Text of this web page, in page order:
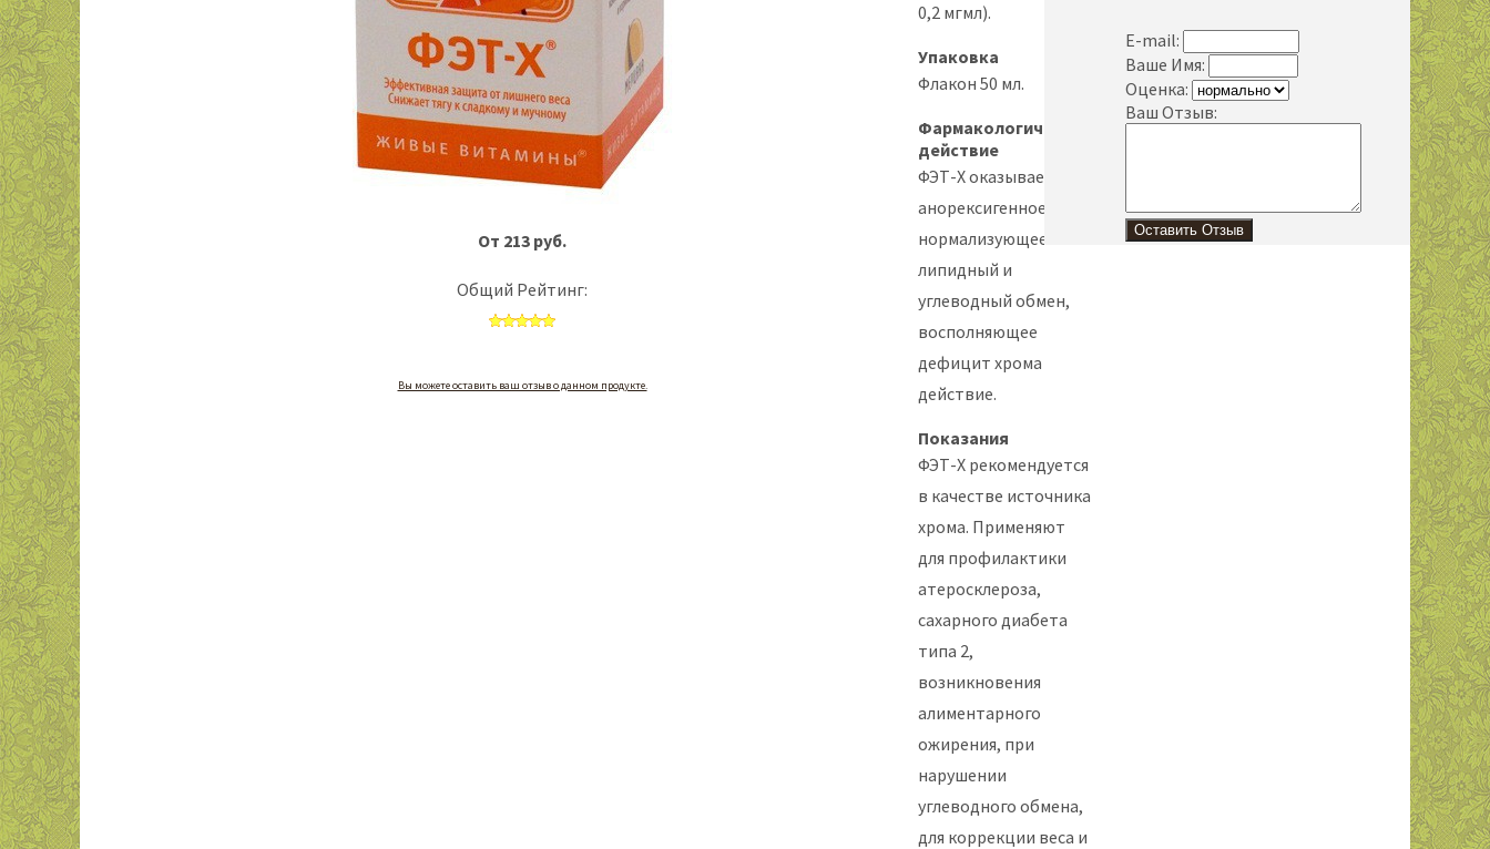
От 213 руб.
Общий Рейтинг:
Вы можете оставить ваш отзыв о данном продукте.
0,2 мгмл).
Упаковка
Флакон 50 мл.
Фармакологическое
действие
ФЭТ-Х оказывает
анорексигенное,
нормализующее
липидный и
углеводный обмен,
восполняющее
дефицит хрома
действие.
Показания
ФЭТ-Х рекомендуется
в качестве источника
хрома. Применяют
для профилактики
атеросклероза,
сахарного диабета
типа 2,
возникновения
алиментарного
ожирения, при
нарушении
углеводного обмена,
для коррекции веса и
E-mail:
Ваше Имя:
Оценка:
Ваш Отзыв: